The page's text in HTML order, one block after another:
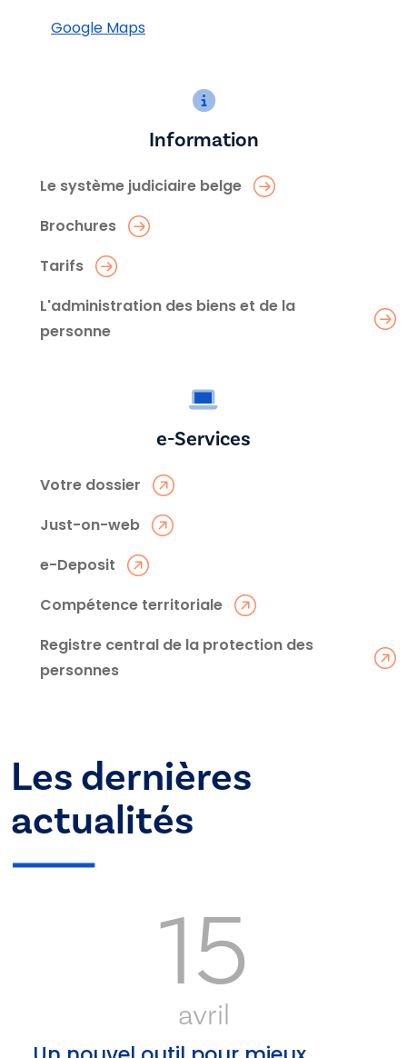
Google Maps
Information
Le système judiciaire belge
Brochures
Tarifs
L'administration des biens et de la
personne
e-Services
Votre dossier
Just-on-web
e-Deposit
Compétence territoriale
Registre central de la protection des
personnes
Les dernières
actualités
15
avril